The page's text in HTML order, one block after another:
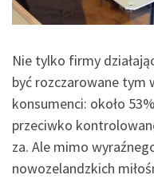
Nie tylko firmy
być rozczarowane tym
konsumenci: około
przeciwko
za. Ale mimo
nowozelandzkich